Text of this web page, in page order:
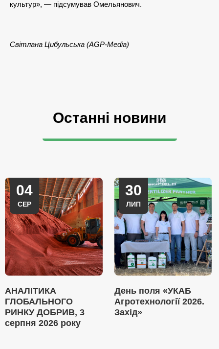
культур», — підсумував Омельянович.
Світлана Цибульська (AGP-Media)
Останні новини
04
СЕР
АНАЛІТИКА
ГЛОБАЛЬНОГО
РИНКУ ДОБРИВ, 3
серпня 2026 року
30
ЛИП
День поля «УКАБ
Агротехнології 2026.
Захід»